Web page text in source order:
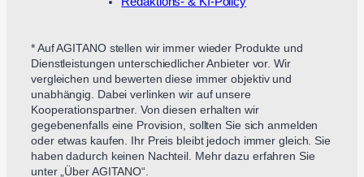
* Auf AGITANO stellen wir immer wieder Produkte und
Dienstleistungen unterschiedlicher Anbieter vor. Wir
vergleichen und bewerten diese immer objektiv und
unabhängig. Dabei verlinken wir auf unsere
Kooperationspartner. Von diesen erhalten wir
gegebenenfalls eine Provision, sollten Sie sich anmelden
oder etwas kaufen. Ihr Preis bleibt jedoch immer gleich. Sie
haben dadurch keinen Nachteil. Mehr dazu erfahren Sie
unter „Über AGITANO“.